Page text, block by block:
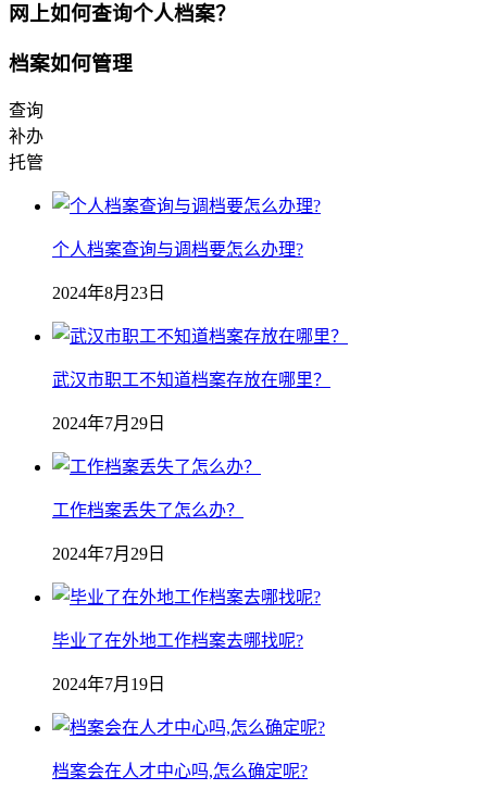
网上如何查询个人档案？
档案如何管理
查询
补办
托管
个人档案查询与调档要怎么办理?
2024年8月23日
武汉市职工不知道档案存放在哪里？
2024年7月29日
工作档案丢失了怎么办？
2024年7月29日
毕业了在外地工作档案去哪找呢?
2024年7月19日
档案会在人才中心吗,怎么确定呢?